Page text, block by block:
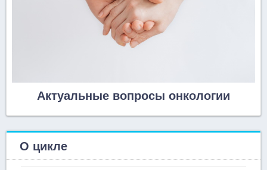
Актуальные вопросы онкологии
О цикле